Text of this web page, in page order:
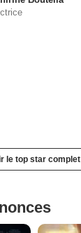
le top star complet